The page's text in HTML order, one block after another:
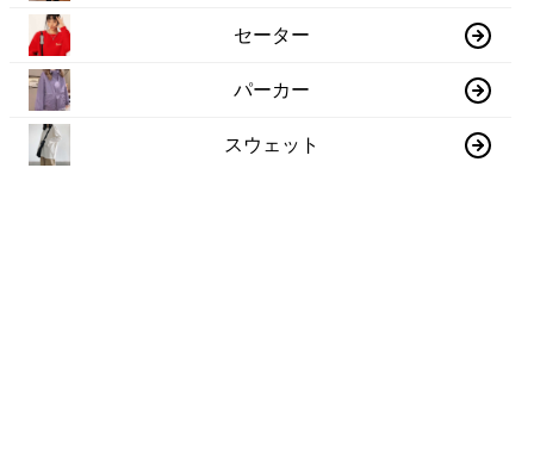
セーター
パーカー
スウェット